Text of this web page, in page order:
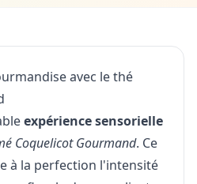
avec le thé
expérience sensorielle
Coquelicot Gourmand. Ce
à la perfection l'intensité